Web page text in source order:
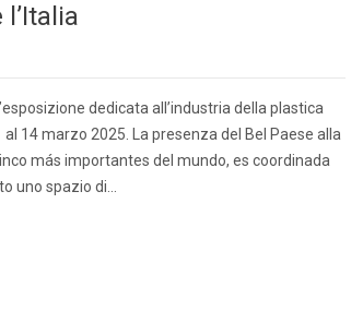
dedicata all’industria della plastica
14 marzo 2025. La presenza del Bel Paese alla
más importantes del mundo, es coordinada
uno spazio di…